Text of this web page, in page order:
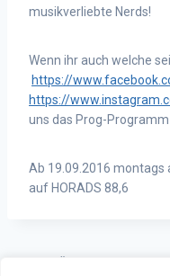
musikverliebte Nerds!
Wenn ihr auch welche
https://
https://
uns das Prog-Programm
Ab 19.09.2016 montags
auf HORADS 88,6